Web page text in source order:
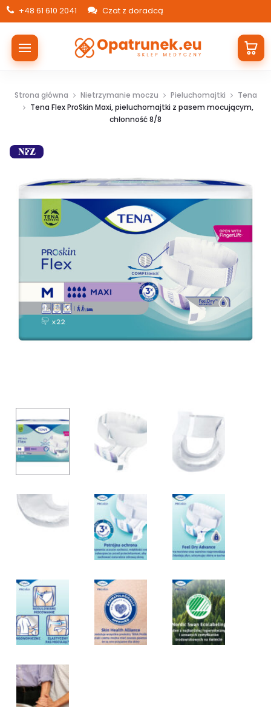
+48 61 610 2041 Czat z doradcą
Strona główna Nietrzymanie moczu Pieluchomajtki
Tena
Tena Flex ProSkin Maxi, pieluchomajtki z pasem mocującym,
chłonność 8/8